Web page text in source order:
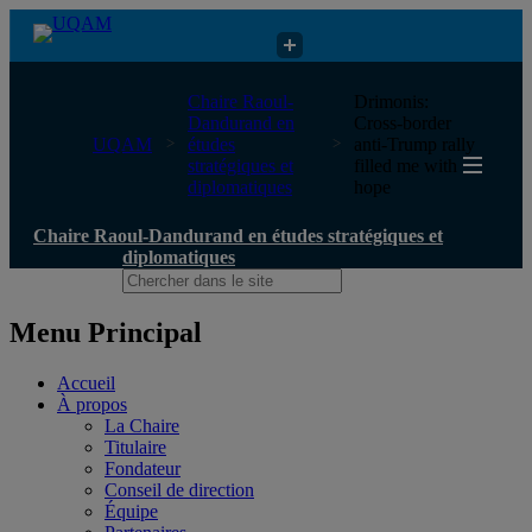
Chaire Raoul-Dandurand en études stratégiques et diplomatiques
UQAM
Chaire Raoul-
Dandurand en
études
stratégiques et
diplomatiques
Drimonis:
Cross-border
anti-Trump rally
filled me with
hope
Chaire Raoul-Dandurand en études stratégiques et
diplomatiques
Menu Principal
Accueil
À propos
La Chaire
Titulaire
Fondateur
Conseil de direction
Équipe